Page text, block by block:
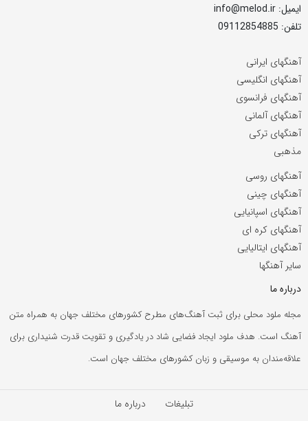
ایمیل: info@melod.ir
تلفن: 09112854885
آهنگهای ایرانی
آهنگهای انگلیسی
آهنگهای فرانسوی
آهنگهای آلمانی
آهنگهای ترکی
مذهبی
آهنگهای روسی
آهنگهای چینی
آهنگهای اسپانیایی
آهنگهای کره ای
آهنگهای ایتالیایی
سایر آهنگها
درباره ما
مجله ملود محلی برای ثبت آهنگ‌های مطرح کشورهای مختلف جهان به همراه متن
آهنگ است. هدف ملود ایجاد فضایی شاد در یادگیری و تقویت قدرت شنیداری برای
علاقه‌مندان به موسیقی و زبان کشورهای مختلف جهان است.
تبلیغات درباره ما